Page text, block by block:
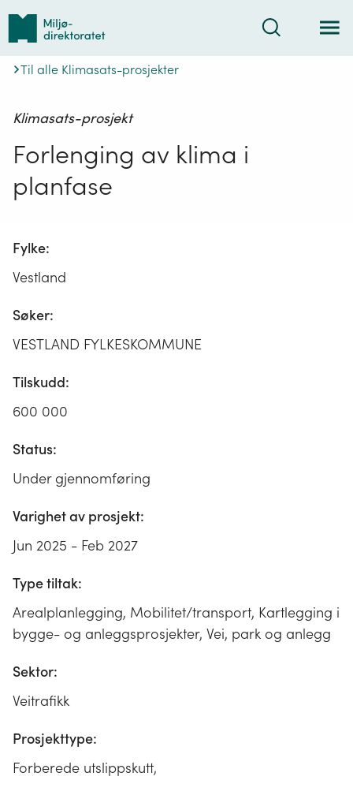
Tilbake
forsiden
Søk
Til alle Klimasats-prosjekter
Klimasats-prosjekt
Forlenging av klima i
planfase
Fylke:
Vestland
Søker:
VESTLAND FYLKESKOMMUNE
Tilskudd:
600 000
Status:
Under gjennomføring
Varighet av prosjekt:
Jun 2025 - Feb 2027
Type tiltak:
Arealplanlegging, Mobilitet/transport, Kartlegging i
bygge- og anleggsprosjekter, Vei, park og anlegg
Sektor:
Veitrafikk
Prosjekttype:
Forberede utslippskutt,